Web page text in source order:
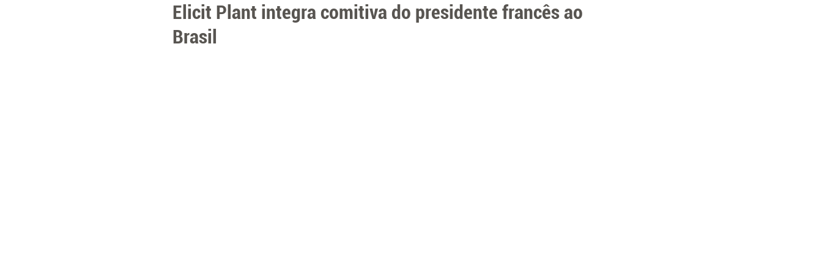
Elicit Plant integra comitiva do presidente francês ao
Brasil